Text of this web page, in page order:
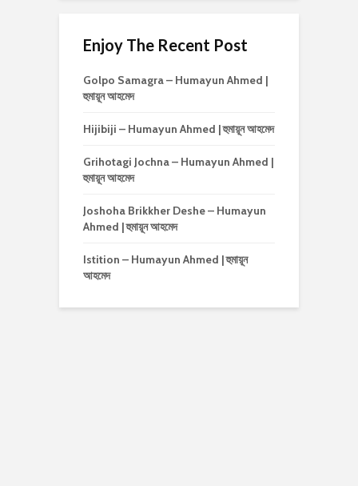
Enjoy The Recent Post
Golpo Samagra – Humayun Ahmed |
হুমায়ূন আহমেদ
Hijibiji – Humayun Ahmed | হুমায়ূন আহমেদ
Grihotagi Jochna – Humayun Ahmed |
হুমায়ূন আহমেদ
Joshoha Brikkher Deshe – Humayun
Ahmed | হুমায়ূন আহমেদ
Istition – Humayun Ahmed | হুমায়ূন
আহমেদ